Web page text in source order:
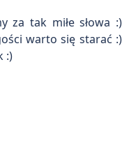
za tak miłe słowa :)
warto się starać :)
:)